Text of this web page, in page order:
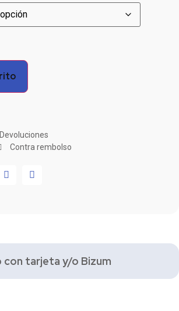
Devoluciones
Contra rembolso
con tarjeta y/o Bizum